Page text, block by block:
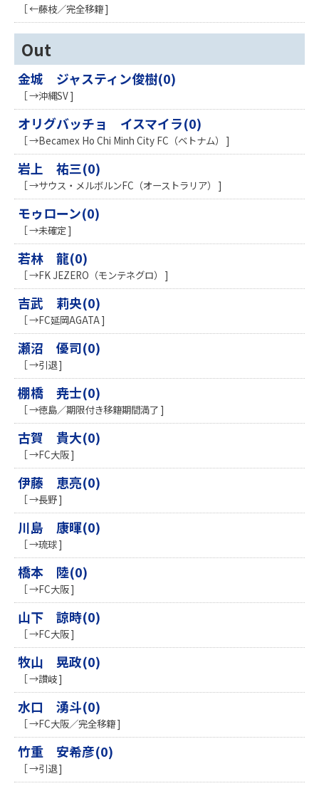
［ ←藤枝／完全移籍 ]
Out
金城 ジャスティン俊樹(0)
［ →沖縄SV ]
オリグバッチョ イスマイラ(0)
［ →Becamex Ho Chi Minh City FC（ベトナム） ]
岩上 祐三(0)
［ →サウス・メルボルンFC（オーストラリア） ]
モゥローン(0)
［ →未確定 ]
若林 龍(0)
［ →FK JEZERO（モンテネグロ） ]
吉武 莉央(0)
［ →FC延岡AGATA ]
瀬沼 優司(0)
［ →引退 ]
棚橋 尭士(0)
［ →徳島／期限付き移籍期間満了 ]
古賀 貴大(0)
［ →FC大阪 ]
伊藤 恵亮(0)
［ →長野 ]
川島 康暉(0)
［ →琉球 ]
橋本 陸(0)
［ →FC大阪 ]
山下 諒時(0)
［ →FC大阪 ]
牧山 晃政(0)
［ →讃岐 ]
水口 湧斗(0)
［ →FC大阪／完全移籍 ]
竹重 安希彦(0)
［ →引退 ]